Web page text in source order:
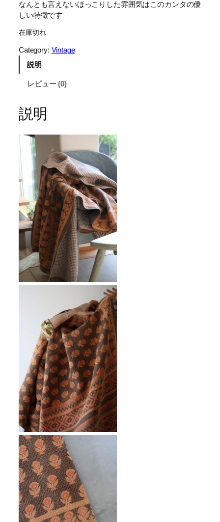
なんとも言えないほっこりした雰囲気はこのカンタの優
しい特徴です
在庫切れ
Category: Vintage
説明
レビュー (0)
説明